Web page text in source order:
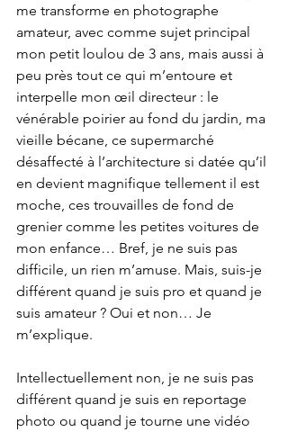
me transforme en photographe
amateur, avec comme sujet principal
mon petit loulou de 3 ans, mais aussi à
peu près tout ce qui m’entoure et
interpelle mon œil directeur : le
vénérable poirier au fond du jardin, ma
vieille bécane, ce supermarché
désaffecté à l’architecture si datée qu’il
en devient magnifique tellement il est
moche, ces trouvailles de fond de
grenier comme les petites voitures de
mon enfance… Bref, je ne suis pas
difficile, un rien m’amuse. Mais, suis-je
différent quand je suis pro et quand je
suis amateur ? Oui et non… Je
m’explique.
Intellectuellement non, je ne suis pas
différent quand je suis en reportage
photo ou quand je tourne une vidéo